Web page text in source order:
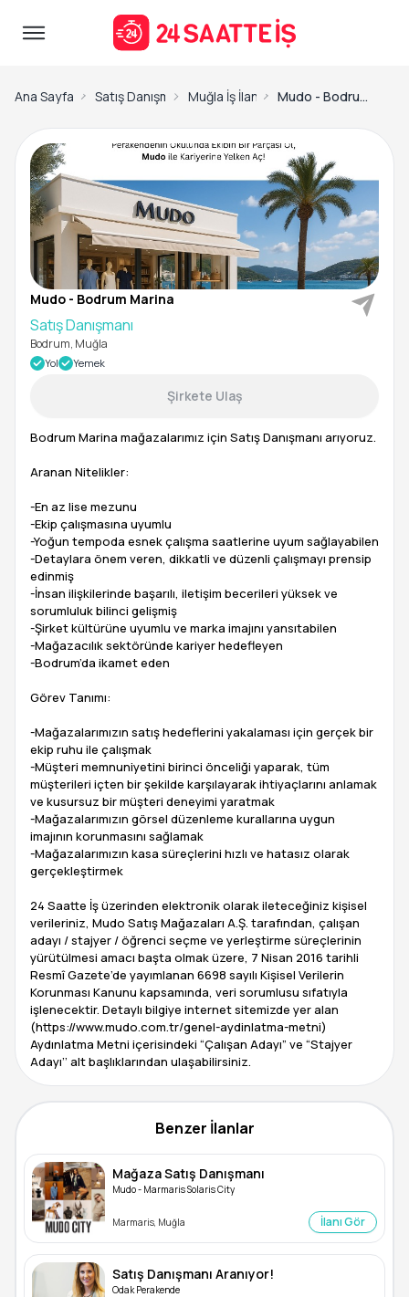
Ana Sayfa Satış Danışmanı İş İlanları
Muğla İş İlanları Mudo - Bodrum Marina-Satış Danışmanı
Mudo - Bodrum Marina
Satış Danışmanı
Bodrum, Muğla
Yol Yemek
Şirkete Ulaş
Bodrum Marina mağazalarımız için Satış Danışmanı arıyoruz.
Aranan Nitelikler:
-En az lise mezunu
-Ekip çalışmasına uyumlu
-Yoğun tempoda esnek çalışma saatlerine uyum sağlayabilen
-Detaylara önem veren, dikkatli ve düzenli çalışmayı prensip
edinmiş
-İnsan ilişkilerinde başarılı, iletişim becerileri yüksek ve
sorumluluk bilinci gelişmiş
-Şirket kültürüne uyumlu ve marka imajını yansıtabilen
-Mağazacılık sektöründe kariyer hedefleyen
-Bodrum’da ikamet eden
Görev Tanımı:
-Mağazalarımızın satış hedeflerini yakalaması için gerçek bir
ekip ruhu ile çalışmak
-Müşteri memnuniyetini birinci önceliği yaparak, tüm
müşterileri içten bir şekilde karşılayarak ihtiyaçlarını anlamak
ve kusursuz bir müşteri deneyimi yaratmak
-Mağazalarımızın görsel düzenleme kurallarına uygun
imajının korunmasını sağlamak
-Mağazalarımızın kasa süreçlerini hızlı ve hatasız olarak
gerçekleştirmek
24 Saatte İş üzerinden elektronik olarak ileteceğiniz kişisel
verileriniz, Mudo Satış Mağazaları A.Ş. tarafından, çalışan
adayı / stajyer / öğrenci seçme ve yerleştirme süreçlerinin
yürütülmesi amacı başta olmak üzere, 7 Nisan 2016 tarihli
Resmî Gazete’de yayımlanan 6698 sayılı Kişisel Verilerin
Korunması Kanunu kapsamında, veri sorumlusu sıfatıyla
işlenecektir. Detaylı bilgiye internet sitemizde yer alan
(https://www.mudo.com.tr/genel-aydinlatma-metni)
Aydınlatma Metni içerisindeki “Çalışan Adayı” ve “Stajyer
Benzer İlanlar
Mağaza Satış Danışmanı
Mudo - Marmaris Solaris City
Marmaris, Muğla İlanı Gör
Satış Danışmanı Aranıyor!
Odak Perakende